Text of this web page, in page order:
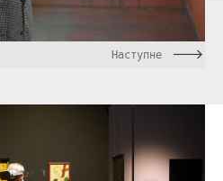
Наступне